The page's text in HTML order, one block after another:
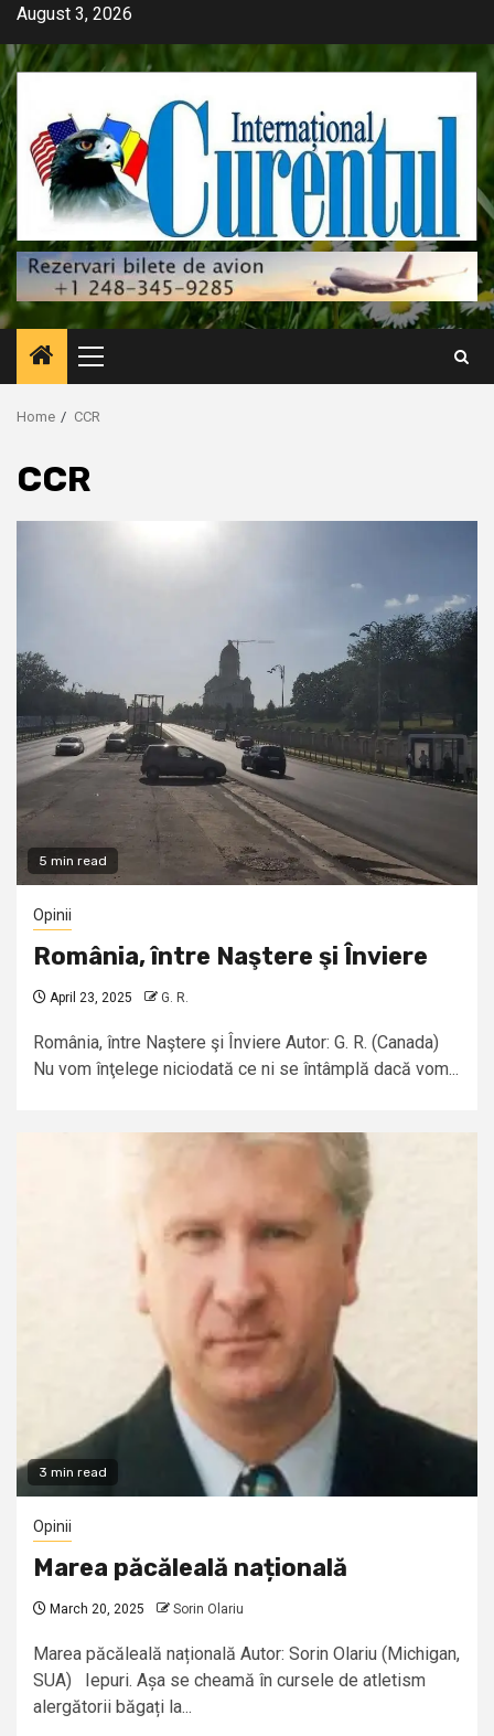
Skip
content
August 3, 2026
Primary
Menu
Home CCR
CCR
5 min read
Opinii
România, între Naştere şi Înviere
April 23, 2025 G. R.
România, între Naştere şi Înviere Autor: G. R. (Canada)
Nu vom înţelege niciodată ce ni se întâmplă dacă vom...
3 min read
Opinii
Marea păcăleală națională
March 20, 2025 Sorin Olariu
Marea păcăleală națională Autor: Sorin Olariu (Michigan,
SUA) Iepuri. Așa se cheamă în cursele de atletism
alergătorii băgați la...